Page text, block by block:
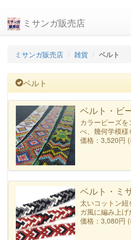
ミサンガ販売店
ミサンガ販売店 雑貨 ベルト
ベルト
ベルト・ビ
カラービーズ
べ、幾何学模様
価格：3,520円
ベルト・ミ
太いコットン
ガ風に編み上げ
価格：3,080円